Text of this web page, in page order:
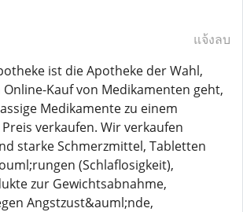
แจ้งลบ
ist die Apotheke der Wahl,
Kauf von Medikamenten geht,
Medikamente zu einem
verkaufen. Wir verkaufen
starke Schmerzmittel, Tabletten
(Schlaflosigkeit),
zur Gewichtsabnahme,
Angstzust&auml;nde,